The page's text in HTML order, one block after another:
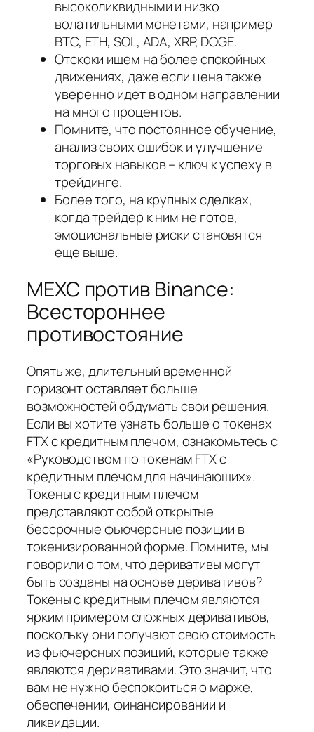
высоколиквидными и низко
волатильными монетами, например
BTC, ETH, SOL, ADA, XRP, DOGE.
Отскоки ищем на более спокойных
движениях, даже если цена также
уверенно идет в одном направлении
на много процентов.
Помните, что постоянное обучение,
анализ своих ошибок и улучшение
торговых навыков – ключ к успеху в
трейдинге.
Более того, на крупных сделках,
когда трейдер к ним не готов,
эмоциональные риски становятся
еще выше.
MEXC против Binance:
Всестороннее
противостояние
Опять же, длительный временной
горизонт оставляет больше
возможностей обдумать свои решения.
Если вы хотите узнать больше о токенах
FTX с кредитным плечом, ознакомьтесь с
«Руководством по токенам FTX с
кредитным плечом для начинающих».
Токены с кредитным плечом
представляют собой открытые
бессрочные фьючерсные позиции в
токенизированной форме. Помните, мы
говорили о том, что деривативы могут
быть созданы на основе деривативов?
Токены с кредитным плечом являются
ярким примером сложных деривативов,
поскольку они получают свою стоимость
из фьючерсных позиций, которые также
являются деривативами. Это значит, что
вам не нужно беспокоиться о марже,
обеспечении, финансировании и
ликвидации.